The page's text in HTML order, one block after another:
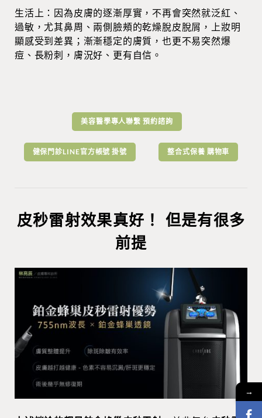
生活上：因為皮膚的逐漸厚實，不再會突然就泛紅、
過敏，尤其鼻周、兩側臉頰的乾燥脫皮脫屑，上妝明
顯感受到差異；漸漸穩定的膚質，也更不易突然爆
痘、長粉刺，膚況好、更有自信。
皮秒雷射效果真好！ 但是有很多
前提
→